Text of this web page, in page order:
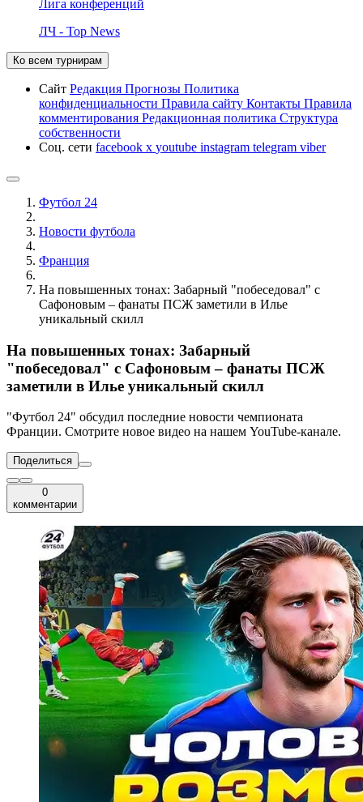
Лига конференций
ЛЧ - Top News
Ко всем турнирам
Сайт Редакция Прогнозы Политика
конфиденциальности Правила сайту Контакты Правила
комментирования Редакционная политика Структура
собственности
Соц. сети facebook x youtube instagram telegram viber
Футбол 24
Новости футбола
Франция
На повышенных тонах: Забарный "побеседовал" с
Сафоновым – фанаты ПСЖ заметили в Илье
уникальный скилл
На повышенных тонах: Забарный
"побеседовал" с Сафоновым – фанаты ПСЖ
заметили в Илье уникальный скилл
"Футбол 24" обсудил последние новости чемпионата
Франции. Смотрите новое видео на нашем YouTube-канале.
Поделиться
0
комментарии